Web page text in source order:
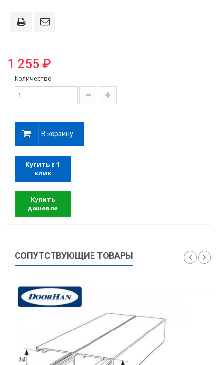
1 255 ₽
Количество
В корзину
Купить в 1
клик
Купить
дешевле
СОПУТСТВУЮЩИЕ ТОВАРЫ